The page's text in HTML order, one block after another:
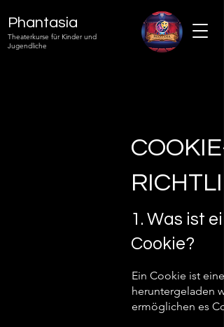
Phantasia
Theaterkurse für Kinder und
Jugendliche
COOKIE-
1. Was ist ein
Cookie?
Ein Cookie ist
heruntergeladen
ermöglichen es